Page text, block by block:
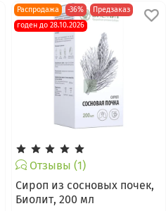
Распродажа -36%
Предзаказ
годен до 28.10.2026
Отзывы (1)
Сироп из сосновых почек,
Биолит, 200 мл